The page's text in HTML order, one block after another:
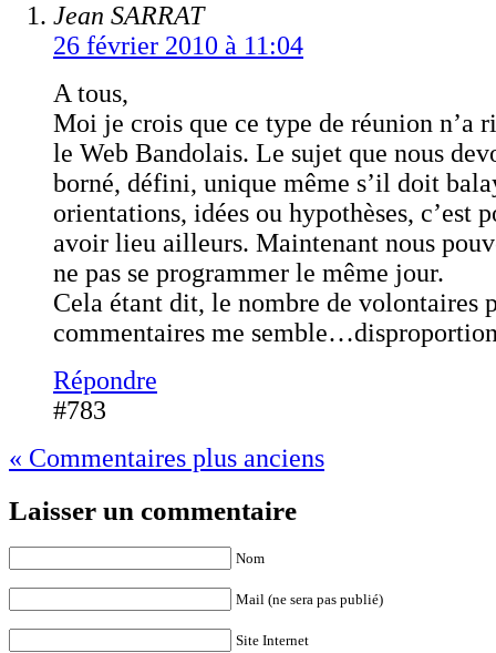
Jean SARRAT
26 février 2010 à 11:04
A tous,
Moi je crois que ce type de réunion n’a
le Web Bandolais. Le sujet que nous
borné, défini, unique même s’il doit
orientations, idées ou hypothèses, c’est
avoir lieu ailleurs. Maintenant nous
ne pas se programmer le même jour.
Cela étant dit, le nombre de volontaires
commentaires me
Répondre
#783
« Commentaires plus anciens
Laisser un commentaire
Nom
Mail (ne sera pas publié)
Site Internet